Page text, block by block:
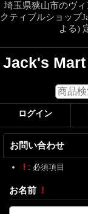
埼玉県狭山市のヴ
クティブルショップ
よる)
Jack's Mart
ログイン
お問い合わせ
! : 必須項目
お名前 !